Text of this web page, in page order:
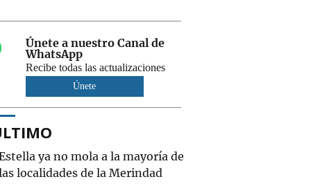
Únete a nuestro Canal de
WhatsApp
Recibe todas las actualizaciones
Únete
ya no mola a la mayoría de
localidades de la Merindad